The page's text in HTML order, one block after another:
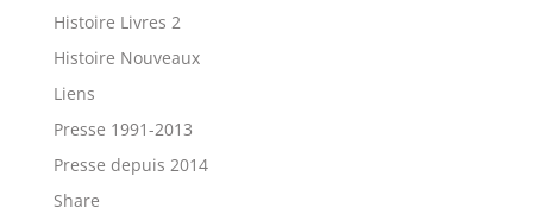
Histoire Livres 2
Histoire Nouveaux
Liens
Presse 1991-2013
Presse depuis 2014
Share